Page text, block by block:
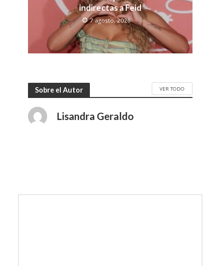
indirectas a Feid
7 agosto, 2026
Sobre el Autor VER TODO
Lisandra Geraldo